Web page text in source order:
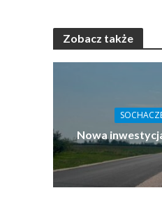
Zobacz także
Nowa